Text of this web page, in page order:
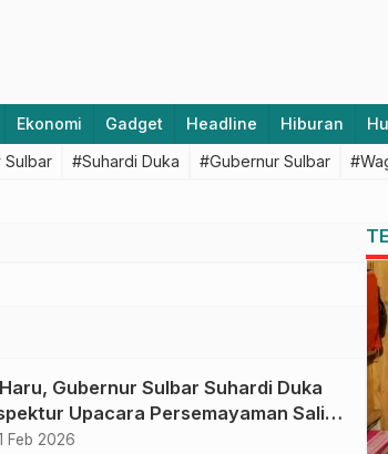
Ekonomi Gadget Headline Hiburan
#Suhardi Duka #Gubernur Sulbar
Gubernur Sulbar Suhardi Duka
Upacara Persemayaman Salim
Feb 2026